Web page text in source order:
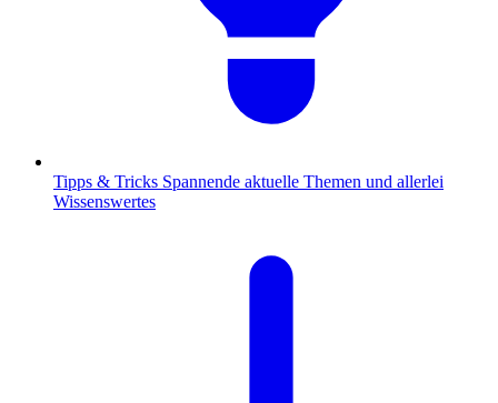
Tipps & Tricks Spannende aktuelle Themen und allerlei
Wissenswertes